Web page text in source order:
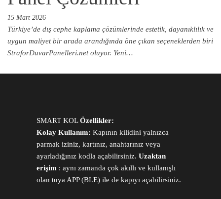
15 Mart 2026
Türkiye’de dış cephe kaplama çözümlerinde estetik, dayanıklılık ve
uygun maliyet bir arada arandığında öne çıkan seçeneklerden biri
StraforDuvarPanelleri.net oluyor. Yeni…
SMART KOLÖzellikler:
Kolay Kullanım: Kapının kilidini yalnızca
parmak iziniz, kartınız, anahtarınız veya
ayarladığınız kodla açabilirsiniz. Uzaktan
erişim : aynı zamanda çok akıllı ve kullanışlı
olan tuya APP (BLE) ile de kapıyı açabilirsiniz.